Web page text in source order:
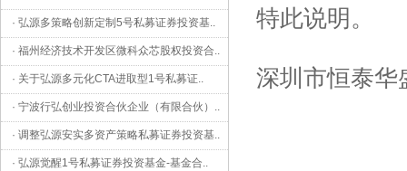
· 弘源多策略创新定制5号私募证券投资基..
· 福州经济技术开发区微科众芯股权投资合..
· 关于弘源多元化CTA进取型1号私募证..
· 宁波行弘创业投资合伙企业（有限合伙） ..
· 调整弘源安实多资产策略私募证券投资基..
· 弘源觉醒1号私募证券投资基金-基金合..
特此说明。
深圳市恒泰华